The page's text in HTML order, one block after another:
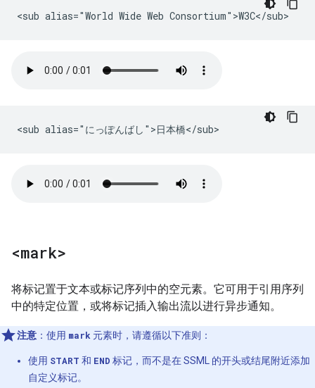
<sub alias="World Wide Web Consortium">W3C</sub>
<sub alias="にっぽんばし">日本橋</sub>
<mark>
将标记置于文本或标记序列中的空元素。它可用于引用序列
中的特定位置，或将标记插入输出流以进行异步通知。
注意 ：使用 mark 元素时，请遵循以下准则：
使用 START 和 END 标记，而不是在 SSML 的开头或结尾附近添加
自定义标记。